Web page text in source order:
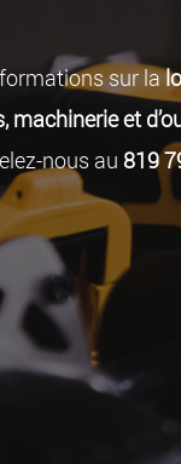
sur la
machinerie et
nous au 819